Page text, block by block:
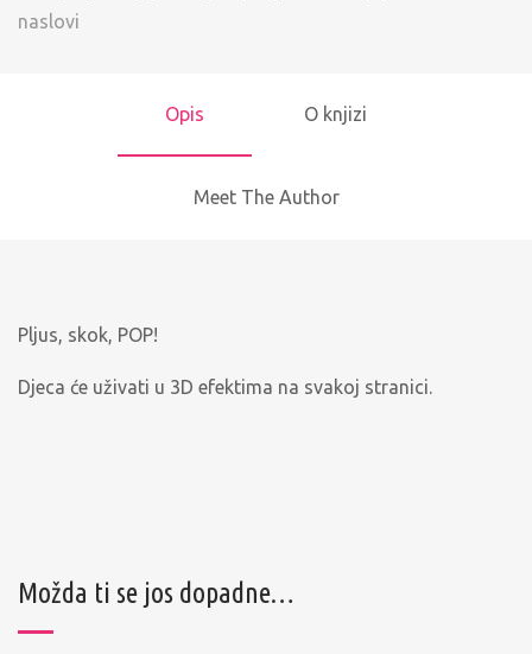
naslovi
Opis O knjizi
Meet The Author
Pljus, skok, POP!
Djeca će uživati u 3D efektima na svakoj stranici.
Možda ti se jos dopadne…